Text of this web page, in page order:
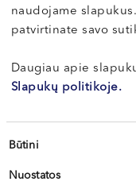
naudojame
patvirtinate savo
Daugiau apie
Slapukų politikoje.
Sutikimo
Būtini
Nuostatos
LT , EN , RU
Kretinga, J.
Akvilė